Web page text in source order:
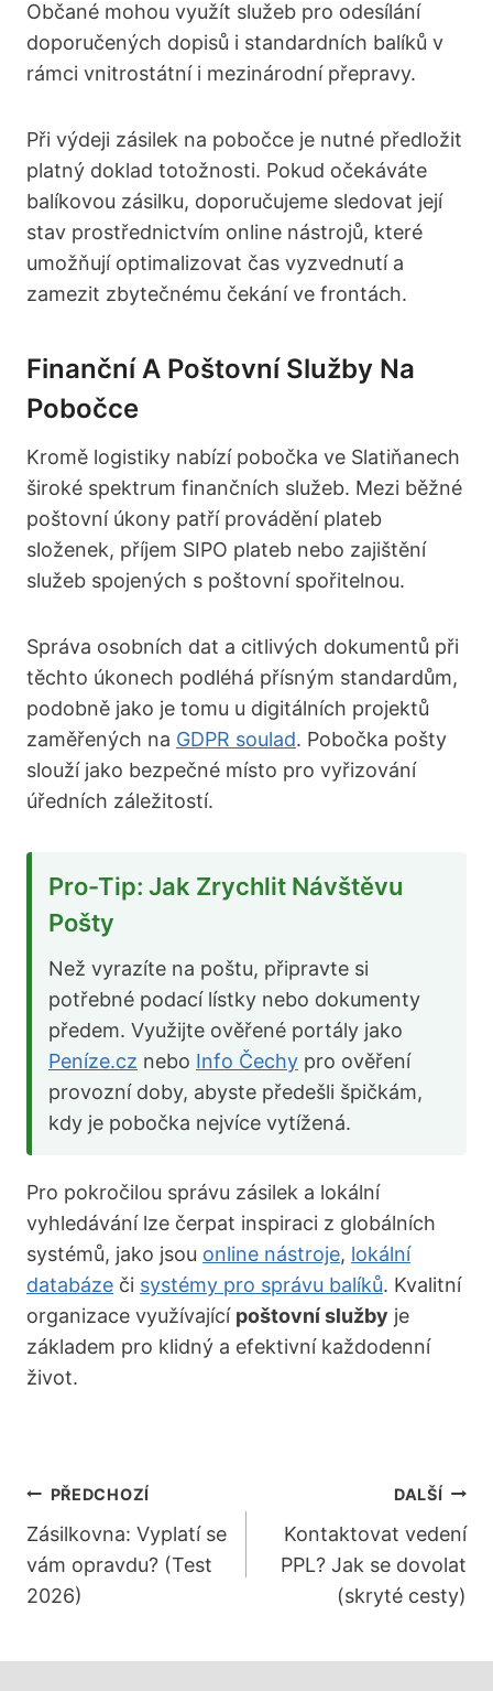
Občané mohou využít služeb pro odesílání
doporučených dopisů i standardních balíků v
rámci vnitrostátní i mezinárodní přepravy.
Při výdeji zásilek na pobočce je nutné předložit
platný doklad totožnosti. Pokud očekáváte
balíkovou zásilku, doporučujeme sledovat její
stav prostřednictvím online nástrojů, které
umožňují optimalizovat čas vyzvednutí a
zamezit zbytečnému čekání ve frontách.
Finanční A Poštovní Služby Na
Pobočce
Kromě logistiky nabízí pobočka ve Slatiňanech
široké spektrum finančních služeb. Mezi běžné
poštovní úkony patří provádění plateb
složenek, příjem SIPO plateb nebo zajištění
služeb spojených s poštovní spořitelnou.
Správa osobních dat a citlivých dokumentů při
těchto úkonech podléhá přísným standardům,
podobně jako je tomu u digitálních projektů
zaměřených na GDPR soulad. Pobočka pošty
slouží jako bezpečné místo pro vyřizování
úředních záležitostí.
Pro-Tip: Jak Zrychlit Návštěvu
Pošty
Než vyrazíte na poštu, připravte si
potřebné podací lístky nebo dokumenty
předem. Využijte ověřené portály jako
Peníze.cz nebo Info Čechy pro ověření
provozní doby, abyste předešli špičkám,
kdy je pobočka nejvíce vytížená.
Pro pokročilou správu zásilek a lokální
vyhledávání lze čerpat inspiraci z globálních
systémů, jako jsou online nástroje, lokální
databáze či systémy pro správu balíků. Kvalitní
organizace využívající poštovní služby je
základem pro klidný a efektivní každodenní
život.
Navigace
Pro
Příspěvek
PŘEDCHOZÍ
Zásilkovna: Vyplatí se
vám opravdu? (Test
2026)
DALŠÍ
Kontaktovat vedení
PPL? Jak se dovolat
(skryté cesty)